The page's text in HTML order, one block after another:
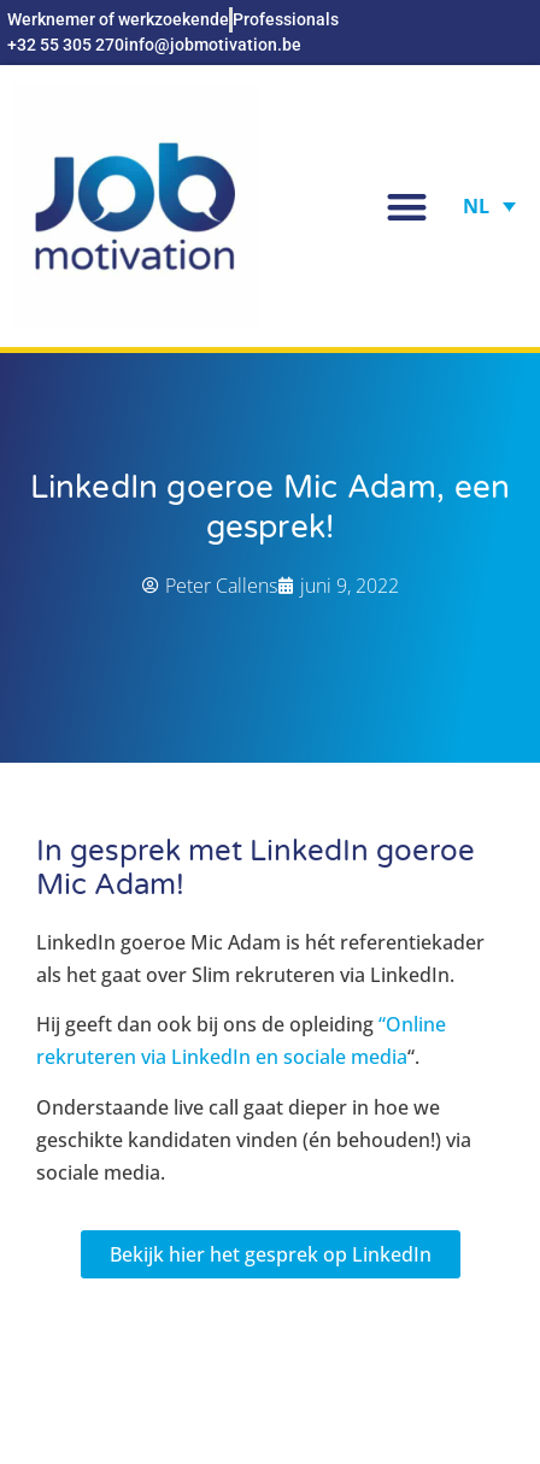
Werknemer of werkzoekende Professionals
+32 55 305 270info@jobmotivation.be
NL
LinkedIn goeroe Mic Adam, een
gesprek!
Peter Callens juni 9, 2022
In gesprek met LinkedIn goeroe
Mic Adam!
LinkedIn goeroe Mic Adam is hét referentiekader
als het gaat over Slim rekruteren via LinkedIn.
Hij geeft dan ook bij ons de opleiding“Online
rekruteren via LinkedIn en sociale media“.
Onderstaande live call gaat dieper in hoe we
geschikte kandidaten vinden (én behouden!) via
sociale media.
Bekijk hier het gesprek op LinkedIn